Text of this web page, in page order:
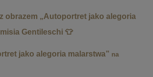
obrazem „Autoportret jako alegoria
Gentileschi 👕
jako alegoria malarstwa” na